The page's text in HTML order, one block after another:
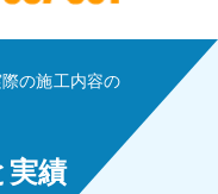
の施工内容の
実績